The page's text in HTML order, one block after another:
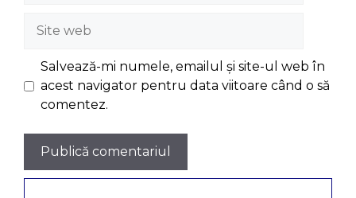
Site
web
Salvează-mi numele, emailul și site-ul web în
acest navigator pentru data viitoare când o să
comentez.